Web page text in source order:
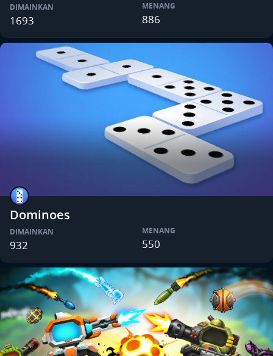
DIMAINKAN
1693
MENANG
886
Dominoes
DIMAINKAN
932
MENANG
550